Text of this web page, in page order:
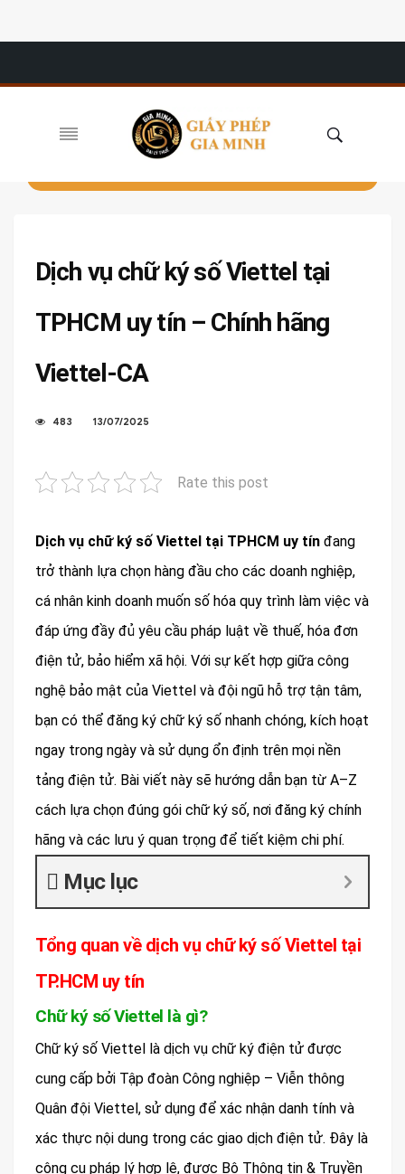
Dịch vụ chữ ký số Viettel tại
TPHCM uy tín – Chính hãng
Viettel-CA
483 13/07/2025
Rate this post
Dịch vụ chữ ký số Viettel tại TPHCM uy tín đang
trở thành lựa chọn hàng đầu cho các doanh nghiệp,
cá nhân kinh doanh muốn số hóa quy trình làm việc và
đáp ứng đầy đủ yêu cầu pháp luật về thuế, hóa đơn
điện tử, bảo hiểm xã hội. Với sự kết hợp giữa công
nghệ bảo mật của Viettel và đội ngũ hỗ trợ tận tâm,
bạn có thể đăng ký chữ ký số nhanh chóng, kích hoạt
ngay trong ngày và sử dụng ổn định trên mọi nền
tảng điện tử. Bài viết này sẽ hướng dẫn bạn từ A–Z
cách lựa chọn đúng gói chữ ký số, nơi đăng ký chính
hãng và các lưu ý quan trọng để tiết kiệm chi phí.
Mục lục
Tổng quan về dịch vụ chữ ký số Viettel tại
TP.HCM uy tín
Chữ ký số Viettel là gì?
Chữ ký số Viettel là dịch vụ chữ ký điện tử được
cung cấp bởi Tập đoàn Công nghiệp – Viễn thông
Quân đội Viettel, sử dụng để xác nhận danh tính và
xác thực nội dung trong các giao dịch điện tử. Đây là
công cụ pháp lý hợp lệ, được Bộ Thông tin & Truyền